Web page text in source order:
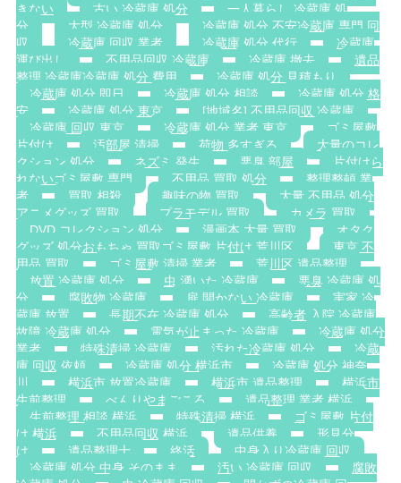
きない
古い 冷蔵庫 処分
一人暮らし 冷蔵庫 処
分
大型 冷蔵庫 処分
冷蔵庫 処分 不安冷蔵庫 専門 回
収
冷蔵庫 回収 業者 冷蔵庫 処分 代行
冷蔵庫
運び出し
不用品回収 冷蔵庫 冷蔵庫 撤去
遺品
整理 冷蔵庫冷蔵庫 処分 費用
冷蔵庫 処分 見積もり
冷蔵庫 処分 即日
冷蔵庫 処分 相談
冷蔵庫 処分 格
安
冷蔵庫 処分 東京
[地域名] 不用品回収 冷蔵庫
冷蔵庫 回収 東京
冷蔵庫 処分 業者 東京
ゴミ屋敷
片付け
汚部屋 清掃 荷物 多すぎる
大量のコレ
クション 処分
ネズミ 発生 悪臭 部屋
片付けら
れないゴミ屋敷 専門
不用品 買取 処分
整理整頓 業
者
買取 相殺 趣味の物 買取
大量 不用品 処分
アニメグッズ 買取
プラモデル 買取
カメラ 買取
DVD コレクション 処分
漫画本 大量 買取
オタク
グッズ 処分おもちゃ 買取ゴミ屋敷 片付け 荒川区
東京 不
用品 買取
ゴミ屋敷 清掃 業者
荒川区 遺品整理
放置 冷蔵庫 処分
虫 湧いた 冷蔵庫
悪臭 冷蔵庫 処
分
腐敗物 冷蔵庫 扉 開かない 冷蔵庫
実家 冷
蔵庫 放置
長期不在 冷蔵庫 処分
高齢者 入院 冷蔵庫
故障 冷蔵庫 処分
電気が止まった 冷蔵庫
冷蔵庫 処分
業者
特殊清掃 冷蔵庫 汚れた冷蔵庫 処分
冷蔵
庫 回収 依頼
冷蔵庫 処分 横浜市
冷蔵庫 処分 神奈
川
横浜市 放置冷蔵庫 横浜市 遺品整理
横浜市
生前整理
べんりやまごころ
遺品整理 業者 横浜
生前整理 相談 横浜
特殊清掃 横浜
ゴミ屋敷 片付
け 横浜
不用品回収 横浜 遺品供養
形見分
け
遺品整理士 終活
中身入り冷蔵庫 回収
冷蔵庫 処分 中身 そのまま
汚い 冷蔵庫 回収
腐敗